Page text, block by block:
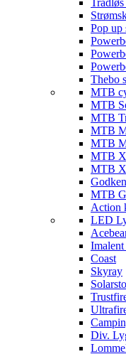
Pop up
Thebo
MTB
MTB
MTB
MTB
MTB
MTB
MTB
MTB
Action
LED
Coast
Skyray
Div.